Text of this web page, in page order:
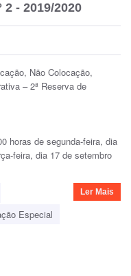
- 2019/2020
Não Colocação,
– 2ª Reserva de
horas de segunda-feira, dia
feira, dia 17 de setembro
Especial
Ler Mais